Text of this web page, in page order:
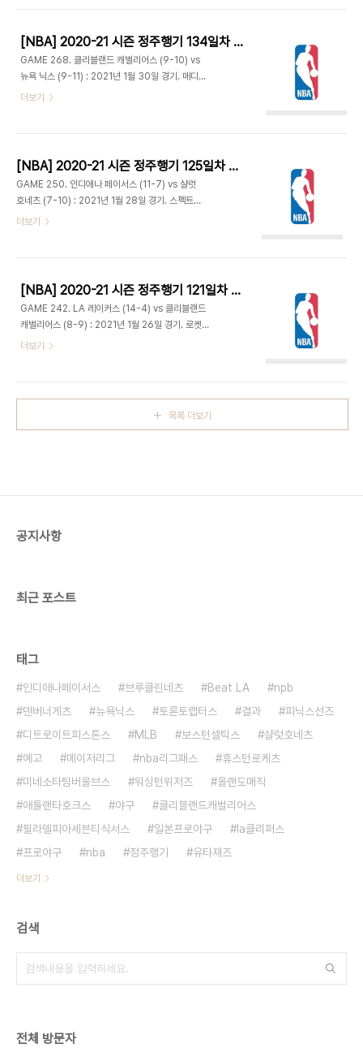
다. 앤서니 에드워즈는 긴 체공시간을 이용해 앨런의
각오를 하고 나온듯 잡자마자 한 치의 망설임 없이 슛
을 던진다. 스미스는 빠른 돌파에 이은 레이업으로 복
귀 후 첫 득점을 올리더니 점퍼도 성공. 제프 그린과
랜드리 샤멧, 티모테 루와우 카바로 등 세컨유닛들의
활약으로 브루클린이 크게 앞섰으나, 러셀 웨스트브
탄스의 3점 버저비터가 들어가며 38-28 1쿼터 종
[NBA] 2020-21 시즌 정주행기 134일차 (2021.05.05)
GAME 268. 클리블랜드 캐벌리어스 (9-10) vs
뉴욕 닉스 (9-11) : 2021년 1월 30일 경기. 매디슨
스퀘어 가든 - 클리블랜드도 초반 공격 정확도가 상
려가는데 랜들을 비롯한 닉스 선수들이 구경하듯 천
천히 쫓아갔다. 갈랜드의 레이업으로 11-3이 되자마
자 탐 티보두 감독이 바로 타임아웃을 요청했다. 알렉
벅스가 두번째 필드골을 넣기까지 2분이 더 걸렸다.
하지만 오스틴 리버스가 투입된 후 공격이 살아나며
전. 양팀 모두 득점력이 떨어지는 가운데 17-19 1쿼
더보기
[NBA] 2020-21 시즌 정주행기 125일차 (2021.04.26)
GAME 250. 인디애나 페이서스 (11-7) vs 샬럿
호네츠 (7-10) : 2021년 1월 28일 경기. 스펙트럼
센터 - 샬럿은 109.3 실점으로 리그 8위, 턴오버 유
에 올라있는 등 현재 팀 순위와는 별개로 수비적인 면
에서 좋은 성적을 거두고 있다. 무릎을 다쳤던 도만타
스 사보니스 복귀하고 덕 맥더멋 대신 제레미 램이 선
발 출전. 코디 젤러는 개막전 부상으로부터 컴백한 이
후 처음으로 스타팅 라인업에 이름을 올렸다. - 디본
맞고, 두번째는 거의 공격시간 끝나기 직전에 그것도
더보기
[NBA] 2020-21 시즌 정주행기 121일차 (2021.04.22)
GAME 242. LA 레이커스 (14-4) vs 클리블랜드
캐벌리어스 (8-9) : 2021년 1월 26일 경기. 로켓
모기지 필드하우스 - 클리블랜드는 허벅지 부상을 당
잡아주고 켄타비어스 칼드웰 포프도 3점 포함 5득점
더보기
목록 더보기
공지사항
최근 포스트
태그
인디애나페이서스 브루클린네츠 Beat LA
npb
덴버너게츠
뉴욕닉스 토론토랩터스 결과
피닉스선즈
디트로이트피스톤스
MLB 보스턴셀틱스
샬럿호네츠
예고
메이저리그 nba리그패스
휴스턴로케츠
미네소타팀버울브스
워싱턴위저즈
올랜도매직
애틀랜타호크스
야구
클리블랜드캐벌리어스
필라델피아세븐티식서스
일본프로야구
la클리퍼스
프로야구
nba 정주행기 유타재즈
더보기
검색
전체 방문자